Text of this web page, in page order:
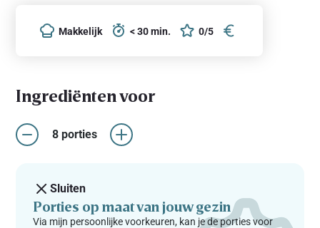
Makkelijk < 30 min. 0/5
Ingrediënten voor
8 porties
Sluiten
Porties op maat van jouw gezin
Via mijn persoonlijke voorkeuren, kan je de porties voor